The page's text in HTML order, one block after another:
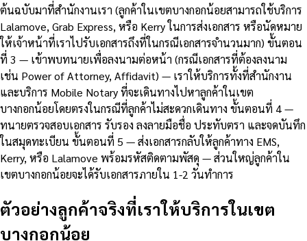
ต้นฉบับมาที่สำนักงานเรา (ลูกค้าในเขตบางกอกน้อยสามารถใช้บริการ
Lalamove, Grab Express, หรือ Kerry ในการส่งเอกสาร หรือนัดหมาย
ให้เจ้าหน้าที่เราไปรับเอกสารถึงที่ในกรณีเอกสารจำนวนมาก) ขั้นตอน
ที่ 3 — เข้าพบทนายเพื่อลงนามต่อหน้า (กรณีเอกสารที่ต้องลงนาม
เช่น Power of Attorney, Affidavit) — เราให้บริการทั้งที่สำนักงาน
และบริการ Mobile Notary ที่จะเดินทางไปหาลูกค้าในเขต
บางกอกน้อยโดยตรงในกรณีที่ลูกค้าไม่สะดวกเดินทาง ขั้นตอนที่ 4 —
ทนายตรวจสอบเอกสาร รับรอง ลงลายมือชื่อ ประทับตรา และจดบันทึก
ในสมุดทะเบียน ขั้นตอนที่ 5 — ส่งเอกสารกลับให้ลูกค้าทาง EMS,
Kerry, หรือ Lalamove พร้อมรหัสติดตามพัสดุ — ส่วนใหญ่ลูกค้าใน
เขตบางกอกน้อยจะได้รับเอกสารภายใน 1-2 วันทำการ
ตัวอย่างลูกค้าจริงที่เราให้บริการในเขต
บางกอกน้อย